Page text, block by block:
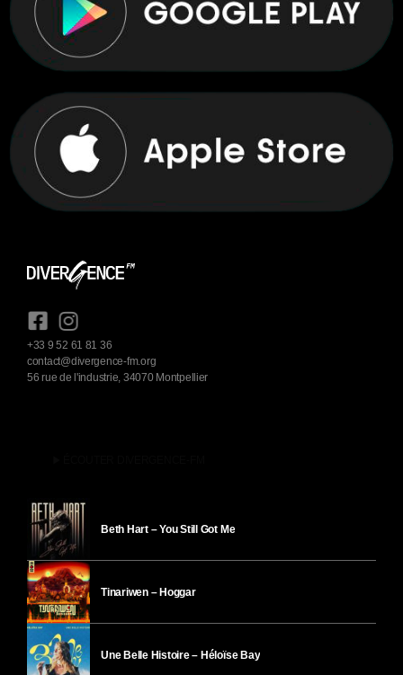
+33 9 52 61 81 36
contact@divergence-fm.org
56 rue de l'industrie, 34070 Montpellier
Beth Hart – You Still Got Me
Tinariwen – Hoggar
Une Belle Histoire – Héloïse Bay